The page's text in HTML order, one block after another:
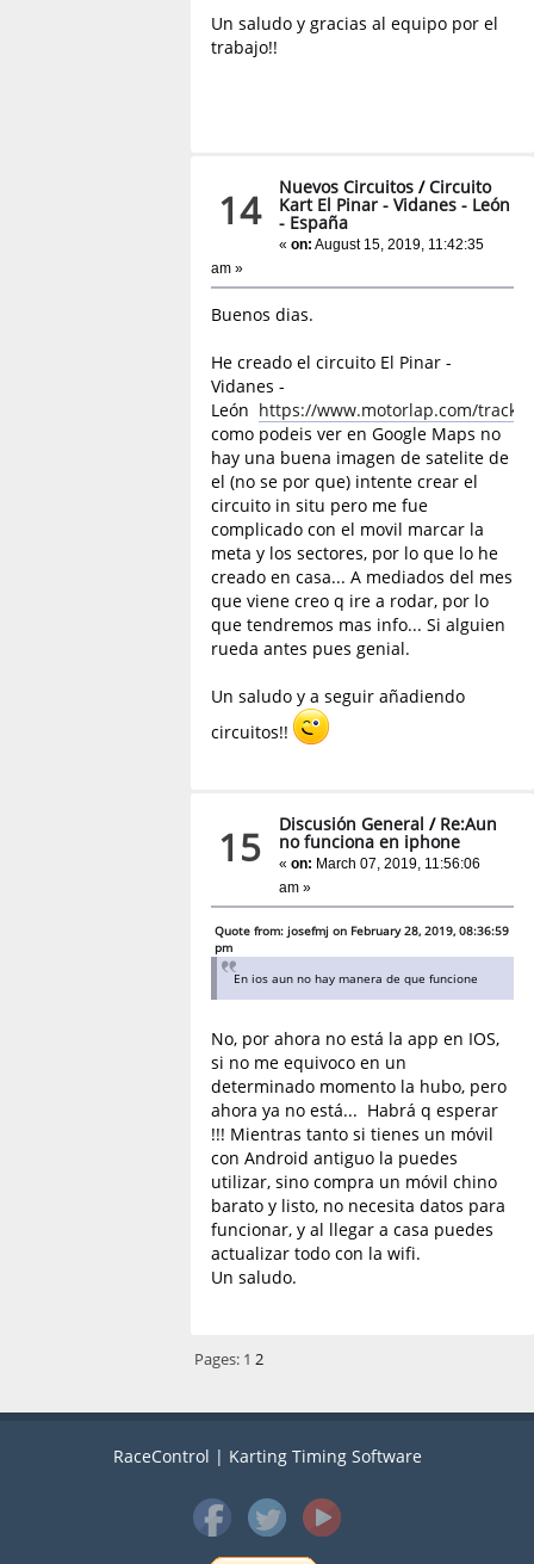
Un saludo y gracias al equipo por el
trabajo!!
14 Nuevos Circuitos /Circuito
Kart El Pinar - Vidanes - León
- España
«on: August 15, 2019, 11:42:35
am »
Buenos dias.
He creado el circuito El Pinar -
Vidanes -
León https://www.motorlap.com/tracks/
como podeis ver en Google Maps no
hay una buena imagen de satelite de
el (no se por que) intente crear el
circuito in situ pero me fue
complicado con el movil marcar la
meta y los sectores, por lo que lo he
creado en casa... A mediados del mes
que viene creo q ire a rodar, por lo
que tendremos mas info... Si alguien
rueda antes pues genial.
Un saludo y a seguir añadiendo
circuitos!!
15 Discusión General / Re:Aun
no funciona en iphone
«on: March 07, 2019, 11:56:06
am »
Quote from: josefmj on February 28, 2019, 08:36:59
pm
En ios aun no hay manera de que funcione
No, por ahora no está la app en IOS,
si no me equivoco en un
determinado momento la hubo, pero
ahora ya no está... Habrá q esperar
!!! Mientras tanto si tienes un móvil
con Android antiguo la puedes
utilizar, sino compra un móvil chino
barato y listo, no necesita datos para
funcionar, y al llegar a casa puedes
actualizar todo con la wifi.
Un saludo.
Pages: 1 2
RaceControl | Karting Timing Software